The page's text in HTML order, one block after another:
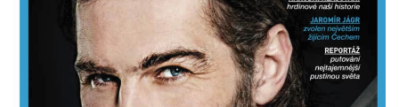
Pořady
TV Program